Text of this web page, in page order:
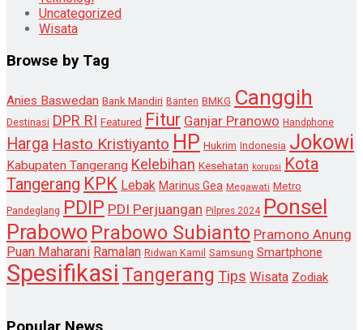
Uncategorized
Wisata
Browse by Tag
Anies Baswedan Bank Mandiri Banten BMKG Canggih
Destinasi DPR RI Featured Fitur Ganjar Pranowo Handphone
Harga Hasto Kristiyanto HP Hukrim Indonesia Jokowi
Kabupaten Tangerang Kelebihan Kesehatan korupsi Kota
Tangerang KPK Lebak Marinus Gea Megawati Metro
Pandeglang PDIP PDI Perjuangan Pilpres 2024 Ponsel
Prabowo Prabowo Subianto Pramono Anung
Puan Maharani Ramalan Ridwan Kamil Samsung Smartphone
Spesifikasi Tangerang Tips Wisata Zodiak
Popular News